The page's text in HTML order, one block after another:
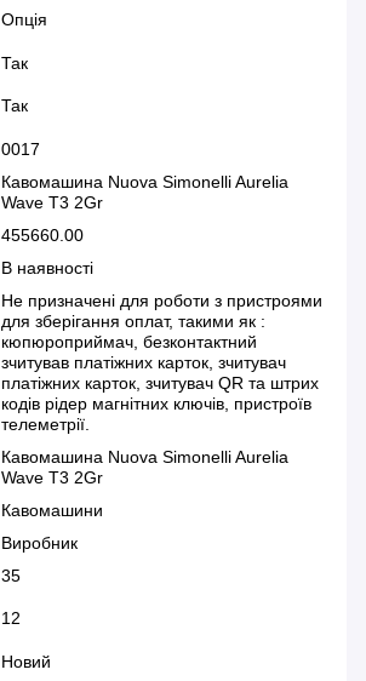
Опція
Так
Так
0017
Кавомашина Nuova Simonelli Aurelia
Wave T3 2Gr
455660.00
В наявності
Не призначені для роботи з пристроями
для зберігання оплат, такими як :
кюпюроприймач, безконтактний
зчитував платіжних карток, зчитувач
платіжних карток, зчитувач QR та штрих
кодів рідер магнітних ключів, пристроїв
телеметрії.
Кавомашина Nuova Simonelli Aurelia
Wave T3 2Gr
Кавомашини
Виробник
35
12
Новий